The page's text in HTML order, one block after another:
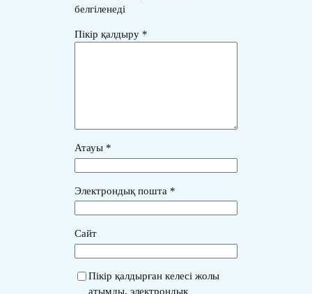
белгіленеді
Пікір қалдыру *
Атауы *
Электрондық пошта *
Сайт
Пікір қалдырған келесі жолы
атымды, электрондық